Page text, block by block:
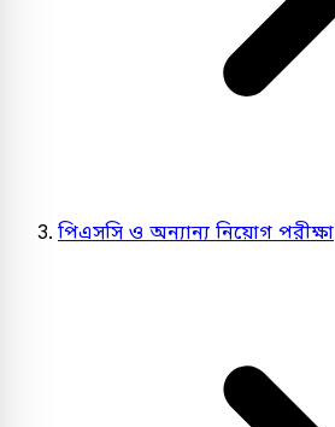
পিএসসি ও অন্যান্য নিয়োগ পরীক্ষা